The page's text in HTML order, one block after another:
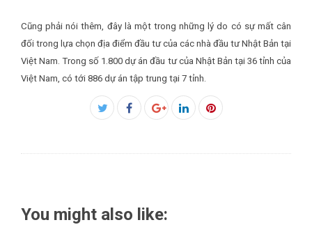
Cũng phải nói thêm, đây là một trong những lý do có sự mất cân
đối trong lựa chọn địa điểm đầu tư của các nhà đầu tư Nhật Bản tại
Việt Nam. Trong số 1.800 dự án đầu tư của Nhật Bản tại 36 tỉnh của
Việt Nam, có tới 886 dự án tập trung tại 7 tỉnh.
Facebook
You might also like: